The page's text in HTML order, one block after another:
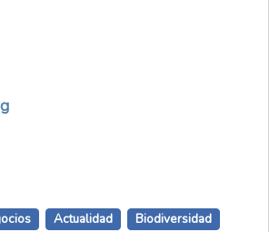
Actualidad
Biodiversidad